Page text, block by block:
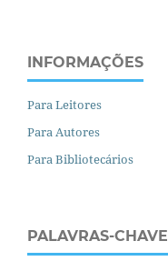
INFORMAÇÕES
Para Leitores
Para Autores
Para Bibliotecários
PALAVRAS-CHAVE